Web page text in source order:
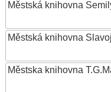
Městská knihovna
Městská knihovna
Městska knihovna